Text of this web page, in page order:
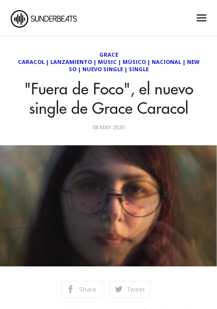
GRACE
CARACOL| LANZAMIENTO| MUSIC| MÚSICO| NACIONAL| NEW
SO| NUEVO SINGLE| SINGLE
"Fuera de Foco", el nuevo
single de Grace Caracol
08 MAY 2020
Share Tweet